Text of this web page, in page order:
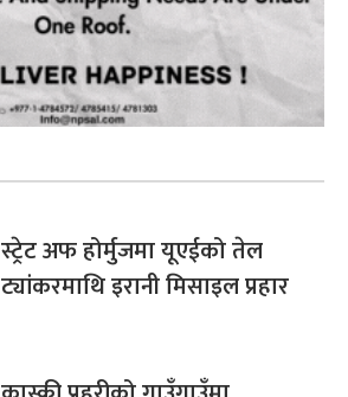
स्ट्रेट अफ होर्मुजमा यूएईको तेल
ट्यांकरमाथि इरानी मिसाइल प्रहार